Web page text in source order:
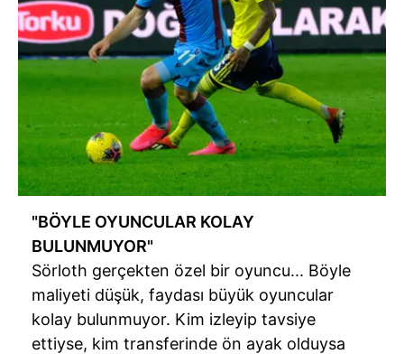
"BÖYLE OYUNCULAR KOLAY
BULUNMUYOR"
Sörloth gerçekten özel bir oyuncu... Böyle
maliyeti düşük, faydası büyük oyuncular
kolay bulunmuyor. Kim izleyip tavsiye
ettiyse, kim transferinde ön ayak olduysa